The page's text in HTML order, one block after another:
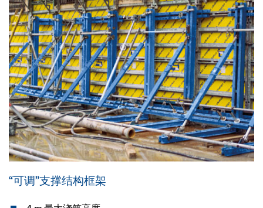
“可调”支撑结构框架